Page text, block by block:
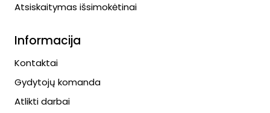
Atsiskaitymas išsimokėtinai
Informacija
Kontaktai
Gydytojų komanda
Atlikti darbai